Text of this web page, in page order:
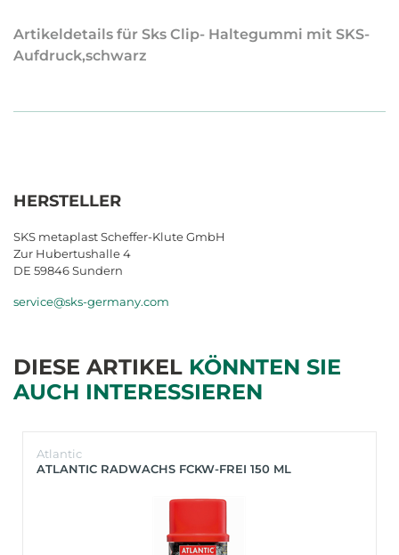
Artikeldetails für Sks Clip- Haltegummi mit SKS-
Aufdruck,schwarz
HERSTELLER
SKS metaplast Scheffer-Klute GmbH
Zur Hubertushalle 4
DE 59846 Sundern
service@sks-germany.com
DIESE ARTIKEL KÖNNTEN SIE
AUCH INTERESSIEREN
Atlantic
ATLANTIC RADWACHS FCKW-FREI 150 ML